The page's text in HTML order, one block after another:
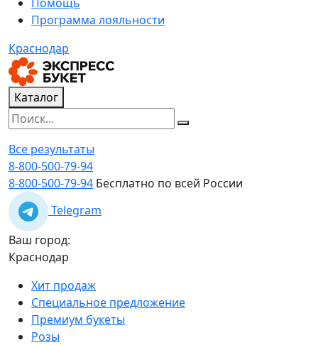
Программа лояльности
Краснодар
Каталог
Все результаты
8-800-500-79-94
8-800-500-79-94 Бесплатно по всей России
Telegram
Ваш город:
Краснодар
Хит продаж
Специальное предложение
Премиум букеты
Розы